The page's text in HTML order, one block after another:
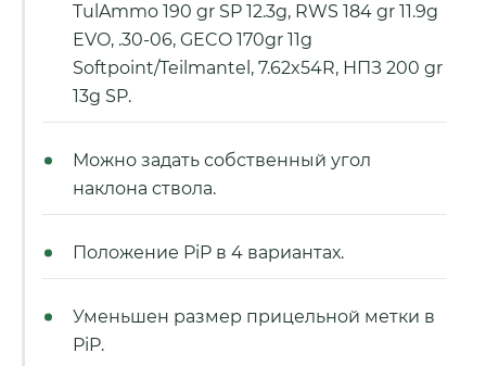
TulAmmo 190 gr SP 12.3g, RWS 184 gr 11.9g
EVO, .30-06, GECO 170gr 11g
Softpoint/Teilmantel, 7.62x54R, НПЗ 200 gr
13g SP.
Можно задать собственный угол
наклона ствола.
Положение PiP в 4 вариантах.
Уменьшен размер прицельной метки в
PiP.